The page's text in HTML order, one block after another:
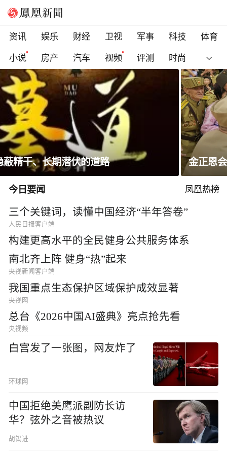
资讯 娱乐 财经 卫视 军事 科技
体育
小说
房产 汽车 视频 评测 时尚
金正恩会见参战老兵和战时立功者
今日要闻 凤凰热榜
三个关键词，读懂中国经济“半年答卷”
人民日报客户端
构建更高水平的全民健身公共服务体系
南北齐上阵 健身“热”起来
央视新闻客户端
我国重点生态保护区域保护成效显著
央视网
总台《2026中国AI盛典》亮点抢先看
央视频
白宫发了一张图，网友炸了
环球网
中国拒绝美鹰派副防长访
华？弦外之音被热议
胡锡进